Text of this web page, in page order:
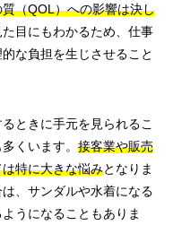
（QOL）への影響は決し
目にもわかるため、仕事
な負担を生じさせること
ときに手元を見られるこ
くいます。 接客業や販売
特に大きな悩みとなりま
、サンダルや水着になる
うになることもありま